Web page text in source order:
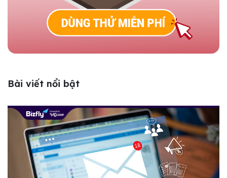
Bài viết nổi bật